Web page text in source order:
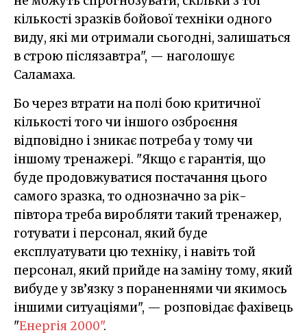
кількості зразків бойової техніки одного
виду, які ми отримали сьогодні, залишаться
в строю післязавтра", — наголошує
Саламаха.
Бо через втрати на полі бою критичної
кількості того чи іншого озброєння
відповідно і зникає потреба у тому чи
іншому тренажері. "Якщо є гарантія, що
буде продовжуватися постачання цього
самого зразка, то однозначно за рік-
півтора треба виробляти такий тренажер,
готувати і персонал, який буде
експлуатувати цю техніку, і навіть той
персонал, який прийде на заміну тому, який
вибуде у зв’язку з пораненнями чи якимось
іншими ситуаціями", — розповідає фахівець
"Енергія 2000".